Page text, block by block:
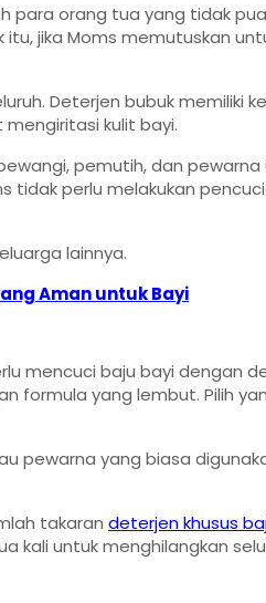
para orang tua yang tidak
itu, jika Moms memutuskan
Deterjen bubuk memiliki
kulit bayi.
pemutih, dan pewarna
tidak perlu melakukan
lainnya.
Aman untuk Bayi
mencuci baju bayi dengan
formula yang lembut. Pilih
pewarna yang biasa
takaran deterjen khusus
kali untuk menghilangkan